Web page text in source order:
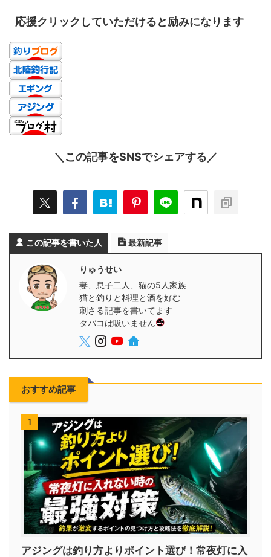
応援クリックしていただけると励みになります
＼この記事をSNSでシェアする／
この記事を書いた人 最新記事
りゅうせい
妻、息子二人、猫の5人家族
猫と釣りと料理と酒を好む
刺さる記事を書いてます
タバコは吸いません
おすすめ記事
1
アジングは釣り方よりポイント選び！常夜灯に入